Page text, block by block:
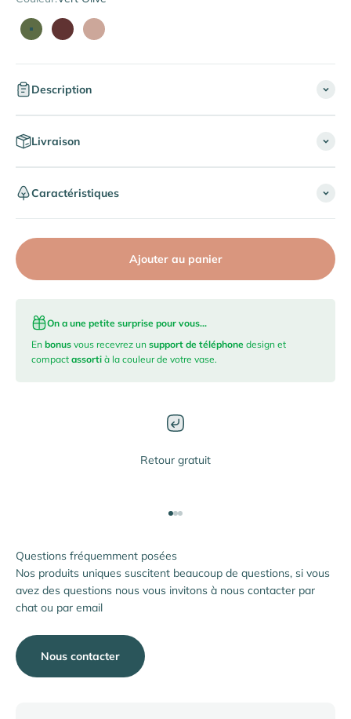
Vert OliveBordeauxBeige Latte
Description
Livraison
Caractéristiques
Ajouter au panier
On a une petite surprise pour vous...
En bonus vous recevrez un support de téléphone design et
compact assorti à la couleur de votre vase.
Retour gratuit
Questions fréquemment posées
Nos produits uniques suscitent beaucoup de questions, si vous
avez des questions nous vous invitons à nous contacter par
chat ou par email
Nous contacter